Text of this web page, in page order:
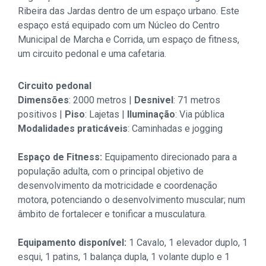
Ribeira das Jardas dentro de um espaço urbano. Este
espaço está equipado com um Núcleo do Centro
Municipal de Marcha e Corrida, um espaço de fitness,
um circuito pedonal e uma cafetaria.
Circuito pedonal
Dimensões: 2000 metros | Desnivel : 71 metros
positivos |
Piso: Lajetas | Iluminação: Via pública
Modalidades praticáveis: Caminhadas e jogging
Espaço de Fitness: Equipamento direcionado para a
população adulta, com o principal objetivo de
desenvolvimento da motricidade e coordenação
motora, potenciando o desenvolvimento muscular; num
âmbito de fortalecer e tonificar a musculatura.
Equipamento disponível: 1 Cavalo, 1 elevador duplo, 1
esqui, 1 patins, 1 balança dupla, 1 volante duplo e 1